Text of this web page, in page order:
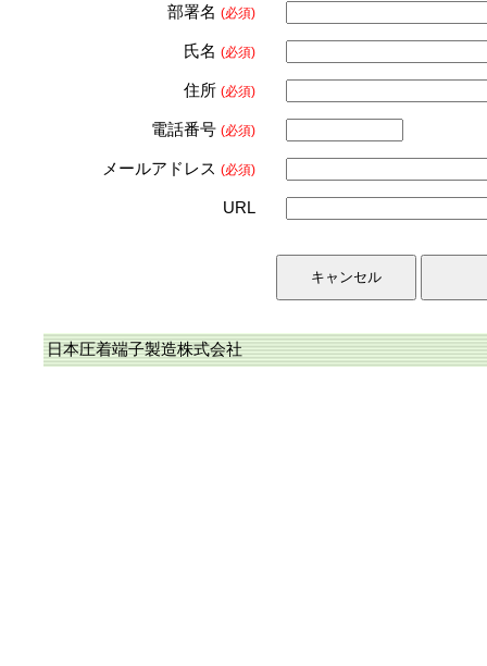
部署名 (必須)
氏名 (必須)
住所 (必須)
電話番号 (必須)
メールアドレス (必須)
URL
日本圧着端子製造株式会社